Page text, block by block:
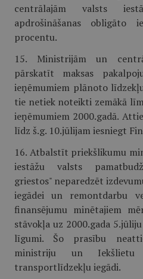
centrālajām valsts
apdrošināšanas obligāto
procentu.
15. Ministrijām un
pārskatīt maksas
ieņēmumiem plānoto
tie netiek noteikti zemākā
ieņēmumiem 2000.gadā.
līdz š.g. 10.jūlijam iesniegt
16. Atbalstīt priekšlikumu
iestāžu valsts
griestos" neparedzēt
iegādei un remontdarbu
finansējumu minētajiem
stāvokļa uz 2000.gada
līgumi. Šo prasību
ministriju un Iekšlietu
transportlīdzekļu iegādi.